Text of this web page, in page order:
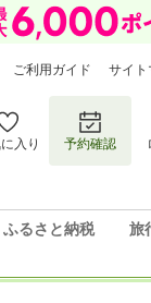
ご利用ガイド サイト
入り 予約確認
ふるさと納税 旅